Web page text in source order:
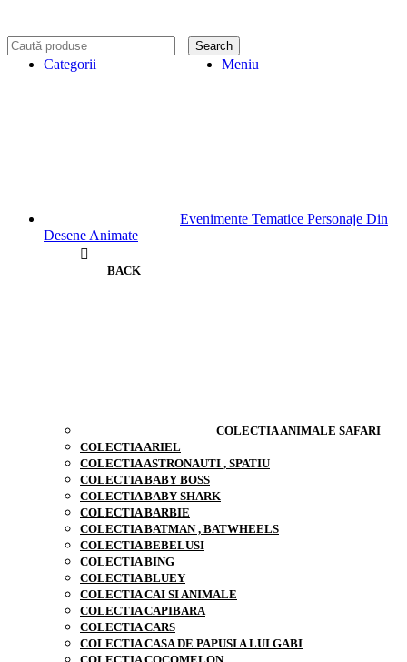
Search
Meniu
Categorii
Evenimente Tematice Personaje Din
Desene Animate
BACK
COLECTIA ANIMALE SAFARI
COLECTIA ARIEL
COLECTIA ASTRONAUTI , SPATIU
COLECTIA BABY BOSS
COLECTIA BABY SHARK
COLECTIA BARBIE
COLECTIA BATMAN , BATWHEELS
COLECTIA BEBELUSI
COLECTIA BING
COLECTIA BLUEY
COLECTIA CAI SI ANIMALE
COLECTIA CAPIBARA
COLECTIA CARS
COLECTIA CASA DE PAPUSI A LUI GABI